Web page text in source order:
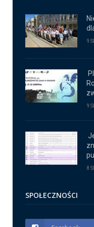
9
9
8
SPOŁECZNOŚCI